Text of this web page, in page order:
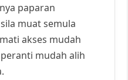
paparan
muat semula
akses mudah
mudah alih